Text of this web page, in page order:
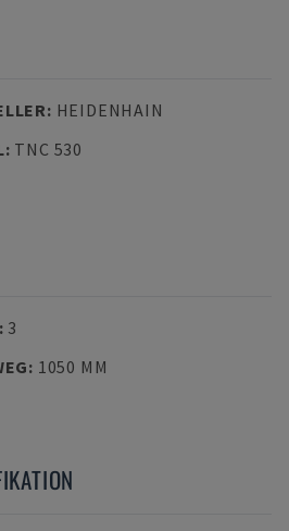
: HEIDENHAIN
: TNC 530
: 3
: 1050 MM